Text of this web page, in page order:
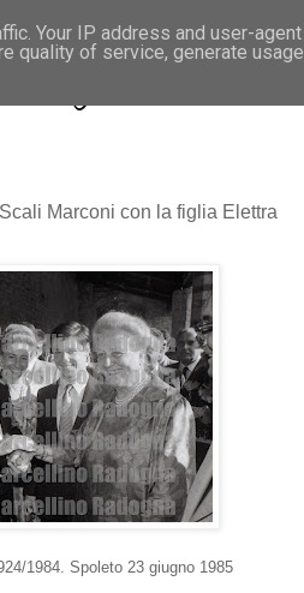
Marconi con la figlia Elettra
1984. Spoleto 23 giugno 1985
Your IP address and user-agent
quality of service, generate usage